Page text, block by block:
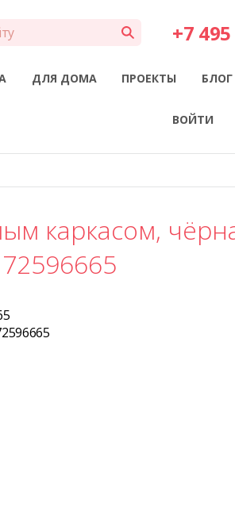
+7
ДЛЯ ДОМА ПРОЕКТЫ БЛОГ
ВОЙТИ
каркасом,